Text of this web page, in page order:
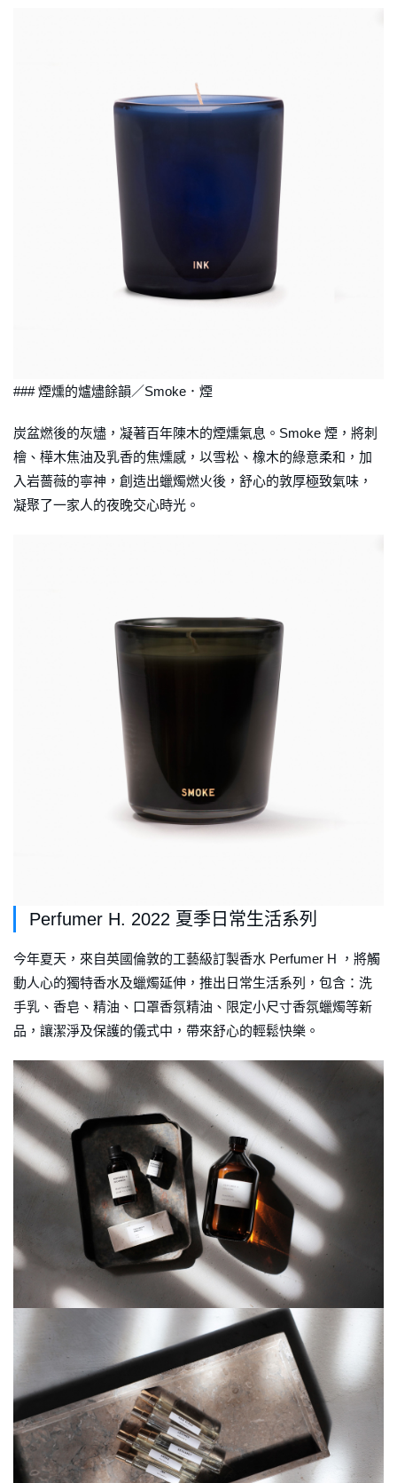
### 煙燻的爐燼餘韻／Smoke．煙
炭盆燃後的灰燼，凝著百年陳木的煙燻氣息。Smoke 煙，將刺
檜、樺木焦油及乳香的焦燻感，以雪松、橡木的綠意柔和，加
入岩薔薇的寧神，創造出蠟燭燃火後，舒心的敦厚極致氣味，
凝聚了一家人的夜晚交心時光。
Perfumer H. 2022 夏季日常生活系列
今年夏天，來自英國倫敦的工藝級訂製香水 Perfumer H ，將觸
動人心的獨特香水及蠟燭延伸，推出日常生活系列，包含：洗
手乳、香皂、精油、口罩香氛精油、限定小尺寸香氛蠟燭等新
品，讓潔淨及保護的儀式中，帶來舒心的輕鬆快樂。